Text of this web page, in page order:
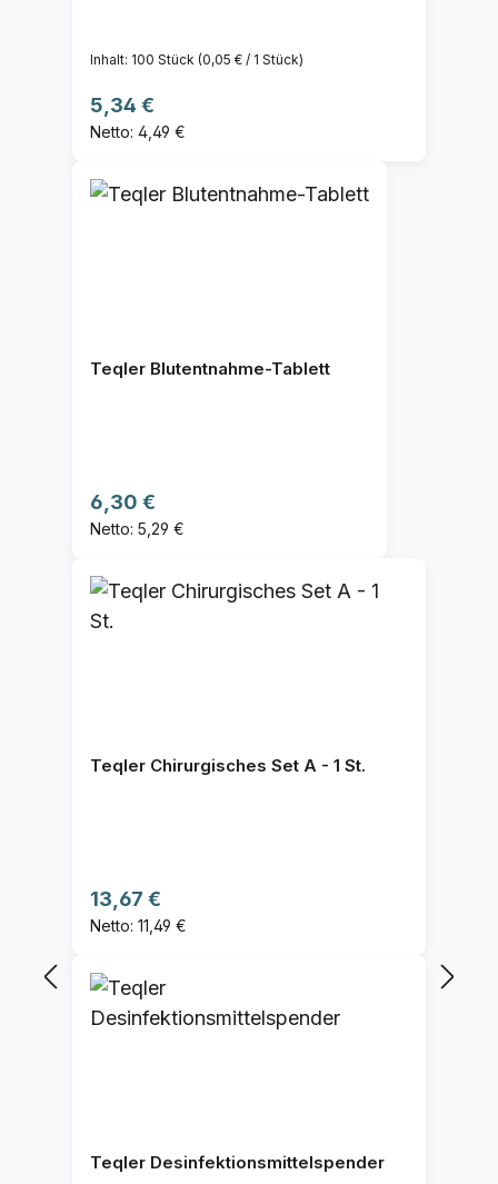
Inhalt: 100 Stück (0,05 € / 1 Stück)
Regulärer Preis:
5,34 €
Netto: 4,49 €
Teqler Blutentnahme-Tablett
Regulärer Preis:
6,30 €
Netto: 5,29 €
Teqler Chirurgisches Set A - 1 St.
Regulärer Preis:
13,67 €
Netto: 11,49 €
Teqler Desinfektionsmittelspender